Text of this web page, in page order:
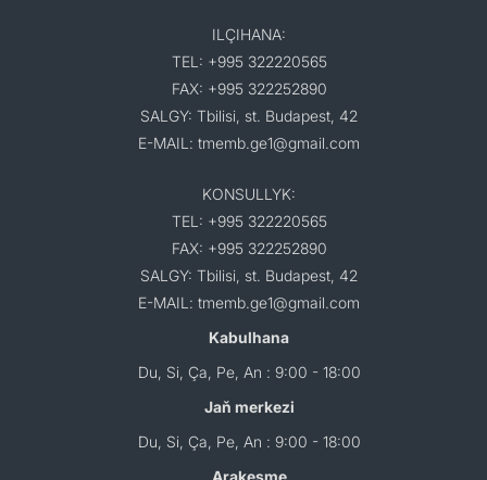
ILÇIHANA:
TEL: +995 322220565
FAX: +995 322252890
SALGY: Tbilisi, st. Budapest, 42
E-MAIL: tmemb.ge1@gmail.com
KONSULLYK:
TEL: +995 322220565
FAX: +995 322252890
SALGY: Tbilisi, st. Budapest, 42
E-MAIL: tmemb.ge1@gmail.com
Kabulhana
Du, Si, Ça, Pe, An : 9:00 - 18:00
Jaň merkezi
Du, Si, Ça, Pe, An : 9:00 - 18:00
Arakesme